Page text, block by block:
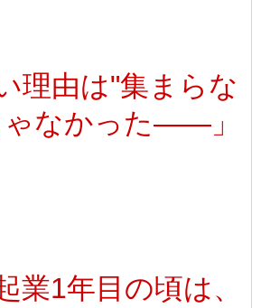
理由は"集まらな
なかった――」
業1年目の頃は、